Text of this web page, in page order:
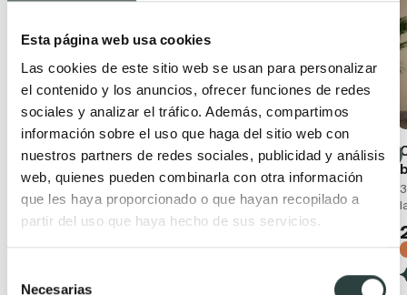
Esta página web usa cookies
Las cookies de este sitio web se usan para personalizar
el contenido y los anuncios, ofrecer funciones de redes
sociales y analizar el tráfico. Además, compartimos
información sobre el uso que haga del sitio web con
nuestros partners de redes sociales, publicidad y análisis
web, quienes pueden combinarla con otra información
que les haya proporcionado o que hayan recopilado a
partir del uso que haya hecho de sus servicios.
Necesarias
Conjunto mueble de
baño moderno
Bruntec Boston
Suspendido con lavabo
cerámico y 2 cajones con
−33%
Mueble de baño con
encimera de madera
Bruntec Coban
2 cajones + 1 puerta,
suspendido
229,56€337,59€